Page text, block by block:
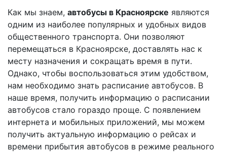
Как мы знаем, автобусы в Красноярске являются
одним из наиболее популярных и удобных видов
общественного транспорта. Они позволяют
перемещаться в Красноярске, доставлять нас к
месту назначения и сокращать время в пути.
Однако, чтобы воспользоваться этим удобством,
нам необходимо знать расписание автобусов. В
наше время, получить информацию о расписании
автобусов стало гораздо проще. С появлением
интернета и мобильных приложений, мы можем
получить актуальную информацию о рейсах и
времени прибытия автобусов в режиме реального